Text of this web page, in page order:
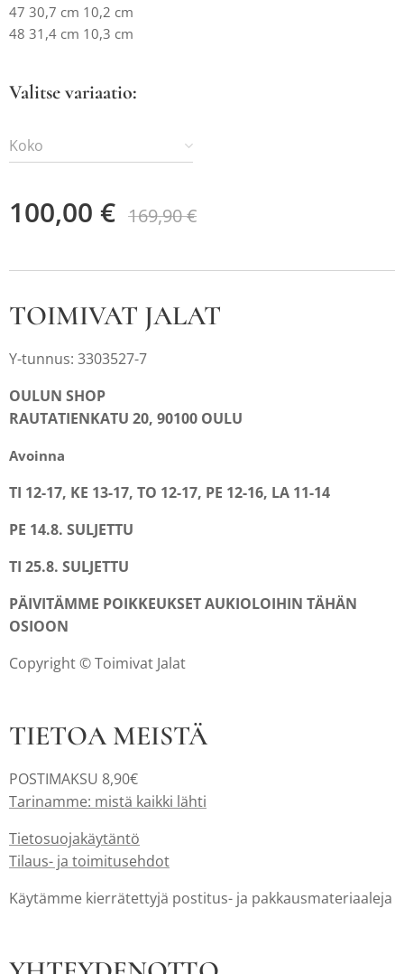
47 30,7 cm 10,2 cm
48 31,4 cm 10,3 cm
Valitse variaatio:
Koko
100,00 € 169,90€
TOIMIVAT JALAT
Y-tunnus: 3303527-7
OULUN SHOP
RAUTATIENKATU 20, 90100 OULU
Avoinna
TI 12-17, KE 13-17, TO 12-17, PE 12-16, LA 11-14
PE 14.8. SULJETTU
TI 25.8. SULJETTU
PÄIVITÄMME POIKKEUKSET AUKIOLOIHIN TÄHÄN
OSIOON
Copyright © Toimivat Jalat
TIETOA MEISTÄ
POSTIMAKSU 8,90€
Tarinamme: mistä kaikki lähti
Tietosuojakäytäntö
Tilaus- ja toimitusehdot
Käytämme kierrätettyjä postitus- ja pakkausmateriaaleja